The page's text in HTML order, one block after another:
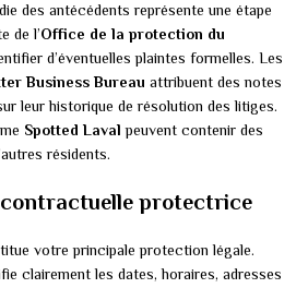
des antécédents représente une étape
de l’Office de la protection du
d’éventuelles plaintes formelles. Les
Business Bureau attribuent des notes
leur historique de résolution des litiges.
Spotted Laval peuvent contenir des
résidents.
protectrice
votre principale protection légale.
clairement les dates, horaires, adresses